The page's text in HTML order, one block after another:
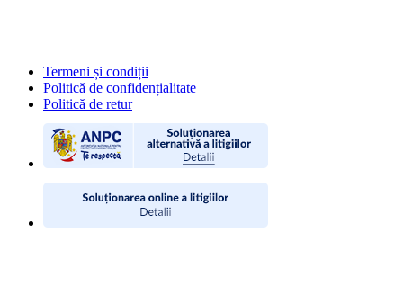
Termeni și condiții
Politică de confidențialitate
Politică de retur